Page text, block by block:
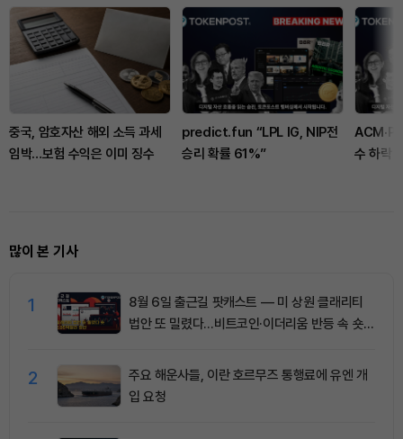
중국, 암호자산 해외 소득 과세
임박…보험 수익은 이미 징수
predict.fun “LPL IG, NIP전
승리 확률 61%”
수 하락
많이 본 기사
1
8월 6일 출근길 팟캐스트 — 미 상원 클래리티
법안 또 밀렸다…비트코인·이더리움 반등 속 숏
2
주요 해운사들, 이란 호르무즈 통행료에 유엔 개
입 요청